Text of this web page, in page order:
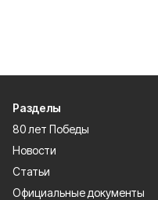
Разделы
80 лет Победы
Новости
Статьи
Официальные документы